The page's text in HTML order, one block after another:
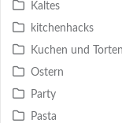
Kaltes
kitchenhacks
Kuchen und Torten
Ostern
Party
Pasta